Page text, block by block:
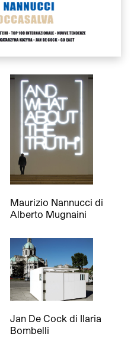
Maurizio Nannucci di
Alberto Mugnaini
Jan De Cock di Ilaria
Bombelli